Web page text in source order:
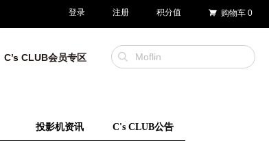
登录 注册 积分值 购物车 0
C’s CLUB会员专区
投影机资讯 C's CLUB公告